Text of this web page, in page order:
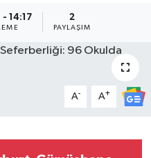
14:17 2
PAYLAŞIM
A- A+